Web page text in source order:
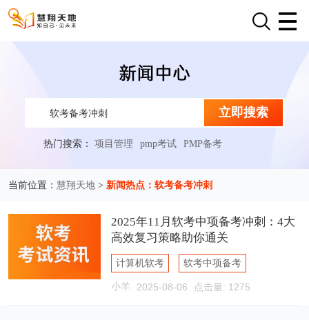
立即搜索
热门搜索：项目管理 pmp考试 PMP备考
当前位置： 慧翔天地> 新闻热点：软考备考冲刺
2025年11月软考中项备考冲刺：4大
高效复习策略助你通关
计算机软考 软考中项备考
软考备考冲刺
小羊 2025-08-06 点击量: 1275